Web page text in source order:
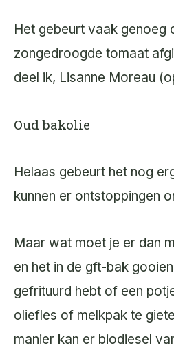
Het gebeurt vaak genoeg
zongedroogde tomaat
deel ik, Lisanne Moreau
Oud bakolie
Helaas gebeurt het nog
kunnen er ontstoppingen
Maar wat moet je er dan
en het in de gft-bak
gefrituurd hebt of een
oliefles of melkpak te
manier kan er biodiesel